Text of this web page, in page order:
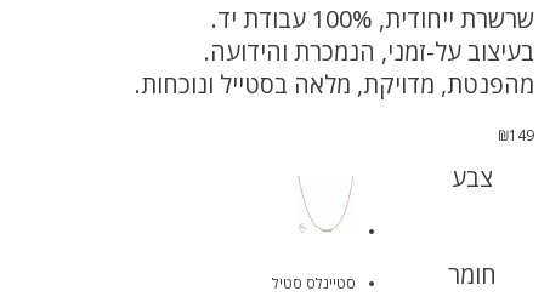
שרשרת ייחודית, 100% עבודת יד.
בעיצוב על-זמני, הנמכרת והידועה.
מהפנטת, מדויקת, מלאה בסטייל ונוכחות.
₪149
צבע
חומר סטיינלס סטיל